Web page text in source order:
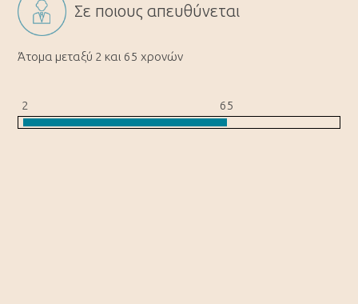
Σε ποιους απευθύνεται
Άτομα μεταξύ 2 και 65 χρoνών
2 65